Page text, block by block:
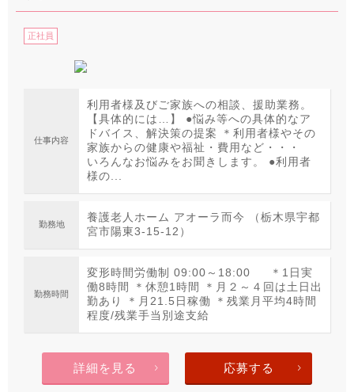
正社員
仕事内容
利用者様及びご家族への相談、援助業務。
【具体的には…】 ●悩み等への具体的なア
ドバイス、解決策の提案 ＊利用者様やその
家族からの健康や福祉・費用など・・・
いろんなお悩みをお聞きします。 ●利用者
様の...
勤務地
養護老人ホーム アオーラ而今 （栃木県宇都
宮市陽東3-15-12）
勤務時間
変形時間労働制 09:00～18:00 ＊1日実
働8時間 ＊休憩1時間 ＊月２～４回は土日出
勤あり ＊月21.5日稼働 ＊残業月平均4時間
程度/残業手当別途支給
詳細を見る 応募する